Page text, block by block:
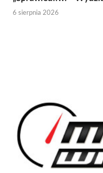
6 sierpnia 2026